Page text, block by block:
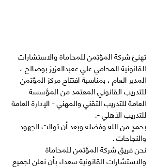
تهنئ شركة المؤتمن للمحاماة والاستشارات
القانونية المحامي علي ععبدالعزيز بوصالح ،
المدير العام ، بمناسبة افتتاح مركز المؤتمن
للتدريب القانوني المعتمد من المؤسسة
العامة للتدريب التقني والمهني - الإدارة العامة
للتدريب الأهلي -.
بحمدٍ من الله وفضله وبعد أن توالت الجهود
والنجاحات .
نحن فريق شركة المؤتمن للمحاماة
والاستشارات القانونية سعداء بأن نعلن لجميع